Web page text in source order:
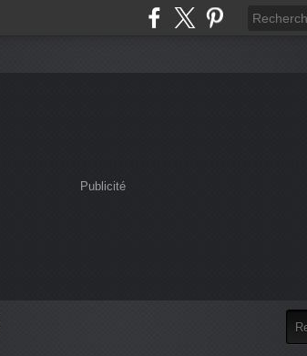
Publicité